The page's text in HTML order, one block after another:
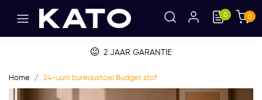
0 0
BETALEN OP FACTUUR
Home 24-uurs bureaustoel Budget stof